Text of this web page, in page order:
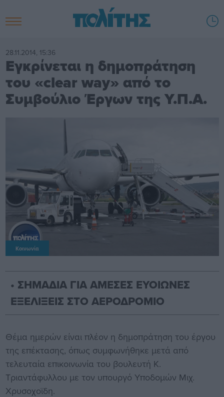
28.11.2014, 15:36
Εγκρίνεται η δημοπράτηση
του «clear way» από το
Συμβούλιο Έργων της Υ.Π.Α.
Κοινωνία
• ΣΗΜΑΔΙΑ ΓΙΑ ΑΜΕΣΕΣ ΕΥΟΙΩΝΕΣ
ΕΞΕΛΙΞΕΙΣ ΣΤΟ ΑΕΡΟΔΡΟΜΙΟ
Θέμα ημερών είναι πλέον η δημοπράτηση του έργου
της επέκτασης, όπως συμφωνήθηκε μετά από
τελευταία επικοινωνία του βουλευτή Κ.
Τριαντάφυλλου με τον υπουργό Υποδομών Μιχ.
Χρυσοχοϊδη.